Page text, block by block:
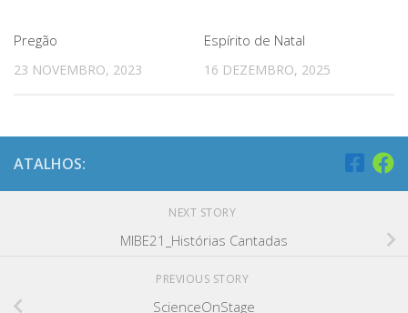
Pregão
23 NOVEMBRO, 2023
Espírito de Natal
16 DEZEMBRO, 2025
ATALHOS:
NEXT STORY
MIBE21_Histórias Cantadas
PREVIOUS STORY
ScienceOnStage